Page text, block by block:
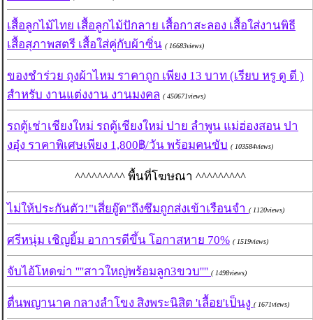
เสื้อลูกไม้ไทย เสื้อลูกไม้ปักลาย เสื้อกาสะลอง เสื้อใส่งานพิธี
เสื้อสุภาพสตรี เสื้อใส่คู่กับผ้าซิ่น ( 16683views)
ของชำร่วย ถุงผ้าไหม ราคาถูก เพียง 13 บาท (เรียบ หรู ดู ดี )
สำหรับ งานแต่งงาน งานมงคล ( 450671views)
รถตู้เช่าเชียงใหม่ รถตู้เชียงใหม่ ปาย ลำพูน แม่ฮ่องสอน ปา
งอุ๋ง ราคาพิเศษเพียง 1,800฿/วัน พร้อมคนขับ ( 103584views)
^^^^^^^^^ พื้นที่โฆษณา ^^^^^^^^^
ไม่ให้ประกันตัว!"เสี่ยอู๊ด"ถึงซึมถูกส่งเข้าเรือนจำ ( 1120views)
ศรีหนุ่ม เชิญยิ้ม อาการดีขึ้น โอกาสหาย 70% ( 1519views)
จับไอ้โหดฆ่า ''''สาวใหญ่พร้อมลูก3ขวบ'''' ( 1498views)
ตื่นพญานาค กลางลำโขง สิงพระนิสิต 'เลื้อย'เป็นงู ( 1671views)